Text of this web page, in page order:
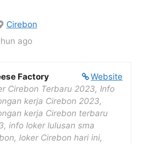
Cirebon
ago
Website
Factory
Cirebon Terbaru 2023, Info
kerja Cirebon 2023,
kerja Cirebon terbaru
info loker lulusan sma
loker Cirebon hari ini,